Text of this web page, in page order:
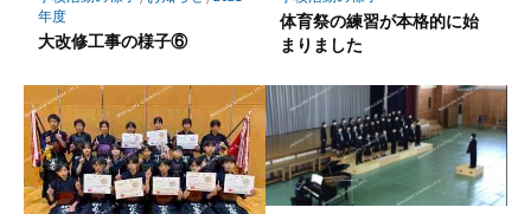
年度
大改修工事の様子⑥
体育祭の練習が本格的に始
まりました